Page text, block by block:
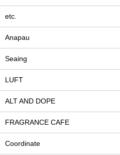
etc.
Anapau
Seaing
LUFT
ALT AND DOPE
FRAGRANCE CAFE
Coordinate